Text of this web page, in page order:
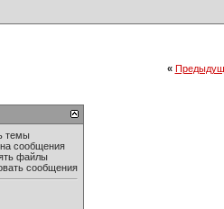
«
темы
сообщения
файлы
сообщения